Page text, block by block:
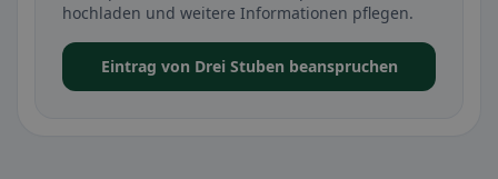
hochladen und weitere Informationen pflegen.
Eintrag von Drei Stuben beanspruchen